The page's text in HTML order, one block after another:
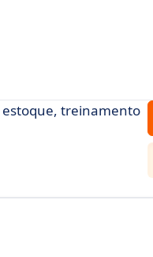
estoque, treinamento